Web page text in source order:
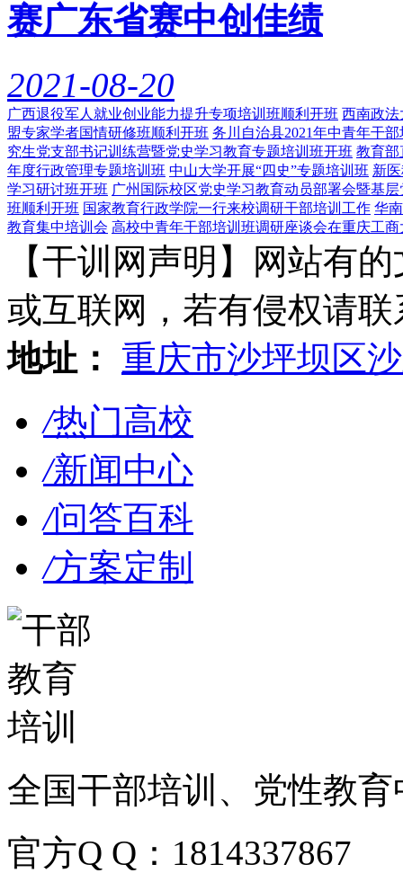
赛广东省赛中创佳绩
2021-08-20
广西退役军人就业创业能力提升专项培训班顺利开班 西南政法
盟专家学者国情研修班顺利开班 务川自治县2021年中青年干
究生党支部书记训练营暨党史学习教育专题培训班开班 教育部
年度行政管理专题培训班 中山大学开展“四史”专题培训班 新
学习研讨班开班 广州国际校区党史学习教育动员部署会暨基
班顺利开班 国家教育行政学院一行来校调研干部培训工作 华
教育集中培训会 高校中青年干部培训班调研座谈会在重庆工商
【干训网声明】网站有
或互联网，若有侵权请联
地址：
重庆市沙坪坝区
/热门高校
/新闻中心
/问答百科
/方案定制
全国干部培训、党性教
官方Q Q：1814337867